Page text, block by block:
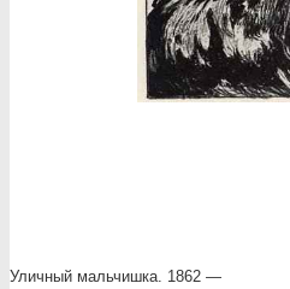
Уличный мальчишка. 1862 —